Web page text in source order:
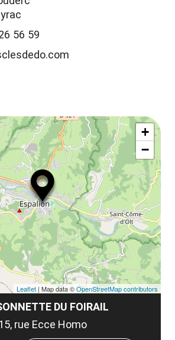
56 59
DU FOIRAIL
rue Ecce Homo
+
−
Leaflet | Map data ©OpenStreetMap contributors